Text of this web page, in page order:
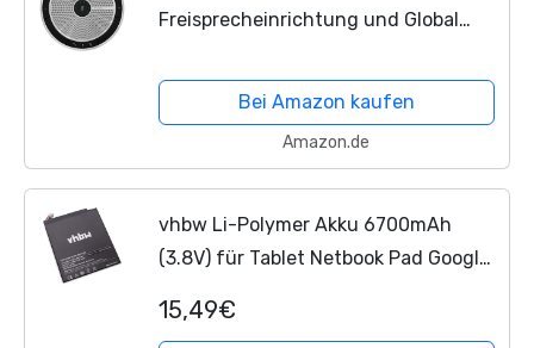
Freisprecheinrichtung und Global
Streaming, Sprach- und Video,
Entfernungslernen, Remote-Arbeit,
Bei Amazon kaufen
Amazon.de
vhbw Li-Polymer Akku 6700mAh
(3.8V) für Tablet Netbook Pad Google
wie B0P82100, 35H00218-00M.
15,49€